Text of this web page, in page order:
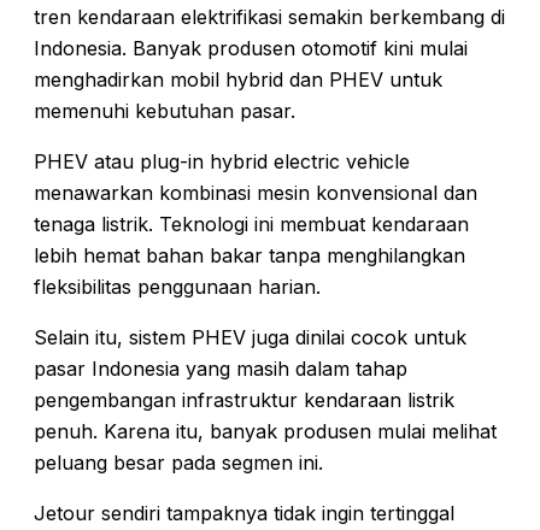
tren kendaraan elektrifikasi semakin berkembang di
Indonesia. Banyak produsen otomotif kini mulai
menghadirkan mobil hybrid dan PHEV untuk
memenuhi kebutuhan pasar.
PHEV atau plug-in hybrid electric vehicle
menawarkan kombinasi mesin konvensional dan
tenaga listrik. Teknologi ini membuat kendaraan
lebih hemat bahan bakar tanpa menghilangkan
fleksibilitas penggunaan harian.
Selain itu, sistem PHEV juga dinilai cocok untuk
pasar Indonesia yang masih dalam tahap
pengembangan infrastruktur kendaraan listrik
penuh. Karena itu, banyak produsen mulai melihat
peluang besar pada segmen ini.
Jetour sendiri tampaknya tidak ingin tertinggal